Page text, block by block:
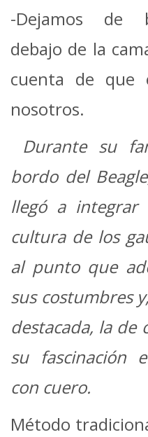
-Dejamos de
debajo de la
cuenta de que
nosotros.
Durante su
bordo del
llegó a
cultura de los
al punto que
sus costumbres
destacada, la de
su fascinación
con cuero.
Método